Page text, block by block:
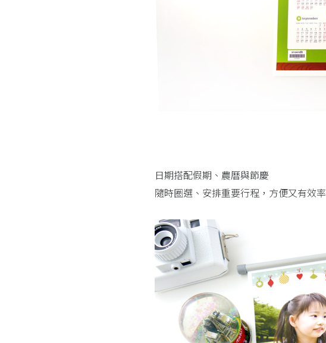
日期搭配假期、農曆與節慶
隨時圈選、安排重要行程，方便又有效率